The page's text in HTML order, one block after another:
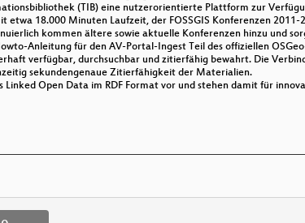
(TIB) eine nutzerorientierte Plattform zur
18.000 Minuten Laufzeit, der FOSSGIS Konferenzen 2011-
kommen ältere sowie aktuelle Konferenzen hinzu und
Anleitung für den AV-Portal-Ingest Teil des offiziellen
verfügbar, durchsuchbar und zitierfähig bewahrt. Die
sekundengenaue Zitierfähigkeit der Materialien.
Linked Open Data im RDF Format vor und stehen damit für